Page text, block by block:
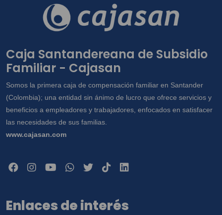
Caja Santandereana de Subsidio
Familiar - Cajasan
Somos la primera caja de compensación familiar en Santander
(Colombia); una entidad sin ánimo de lucro que ofrece servicios y
beneficios a empleadores y trabajadores, enfocados en satisfacer
las necesidades de sus familias.
www.cajasan.com
Enlaces de interés